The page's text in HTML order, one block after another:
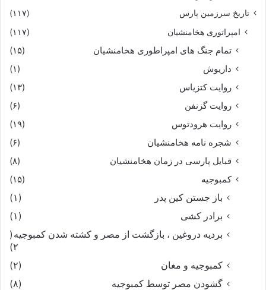
تاریخ سرزمین پارس (۱۱۷)
امپراتوری هخامنشیان (۱۱۷)
تمام جنگ های امپراطوری هخامنشیان
(۱۵)
داریوش
(۱)
روایت کتزیاس
(۱۳)
روایت گزنفن
(۶)
روایت هرودتوس
(۱۹)
شجره نامه هخامنشیان
(۶)
قبایل پارسی در زمان هخامنشیان
(۸)
کمبوجیه
(۱۵)
باز جستن کین پدر
(۱)
برادر کشی
(۱)
بردیه دروغین ، بازگشت از مصر و کشته شدن کمبوجیه (
۲)
کمبوجیه و مغان
(۲)
گشودن مصر توسط کمبوجیه
(۸)